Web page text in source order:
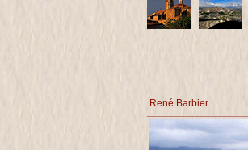
René Barbier